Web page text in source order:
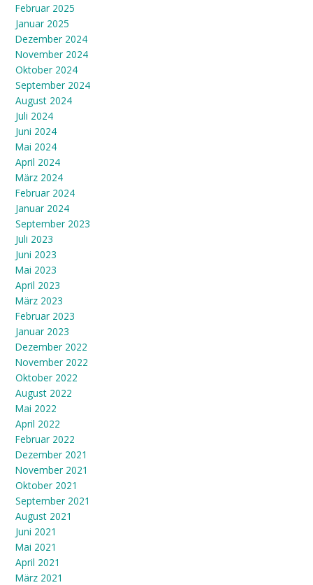
Februar 2025
Januar 2025
Dezember 2024
November 2024
Oktober 2024
September 2024
August 2024
Juli 2024
Juni 2024
Mai 2024
April 2024
März 2024
Februar 2024
Januar 2024
September 2023
Juli 2023
Juni 2023
Mai 2023
April 2023
März 2023
Februar 2023
Januar 2023
Dezember 2022
November 2022
Oktober 2022
August 2022
Mai 2022
April 2022
Februar 2022
Dezember 2021
November 2021
Oktober 2021
September 2021
August 2021
Juni 2021
Mai 2021
April 2021
März 2021